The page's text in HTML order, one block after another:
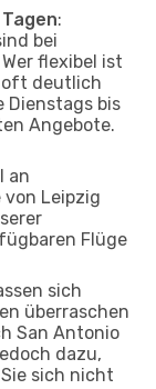
:
bei
flexibel ist
oft deutlich
Dienstags bis
Angebote.
an
Leipzig
Flüge
sich
überraschen
San Antonio
dazu,
sich nicht